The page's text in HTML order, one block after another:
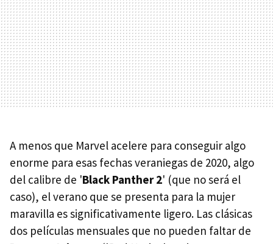
A menos que Marvel acelere para conseguir algo
enorme para esas fechas veraniegas de 2020, algo
del calibre de 'Black Panther 2' (que no será el
caso), el verano que se presenta para la mujer
maravilla es significativamente ligero. Las clásicas
dos películas mensuales que no pueden faltar de